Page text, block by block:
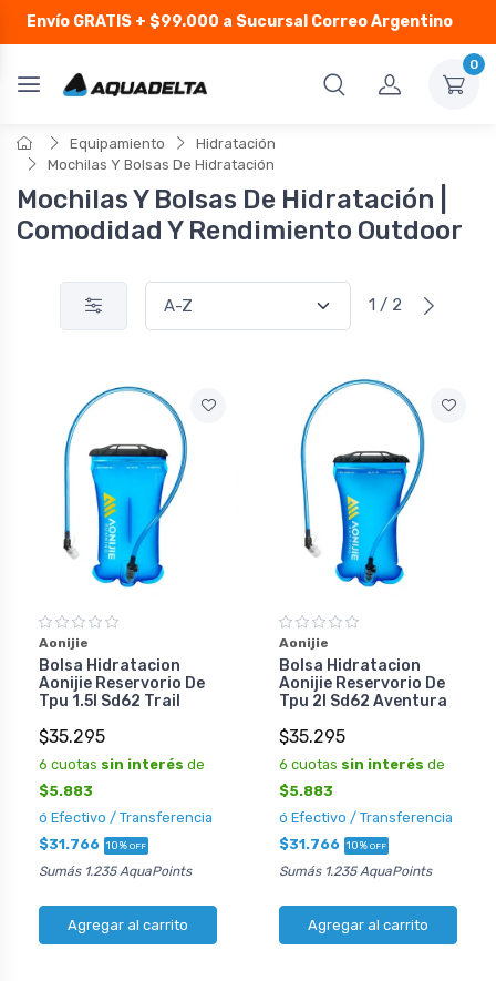
Envío GRATIS + $99.000 a Sucursal Correo Argentino
0
Equipamiento
Hidratación
Mochilas Y Bolsas De Hidratación
Mochilas Y Bolsas De Hidratación |
Comodidad Y Rendimiento Outdoor
1 / 2
Aonijie
Bolsa Hidratacion
Aonijie Reservorio De
Tpu 1.5l Sd62 Trail
$35.295
6 cuotas sin interés de
$5.883
ó Efectivo / Transferencia
$31.766 10% OFF
Sumás 1.235 AquaPoints
Agregar al carrito
Aonijie
Bolsa Hidratacion
Aonijie Reservorio De
Tpu 2l Sd62 Aventura
$35.295
6 cuotas sin interés de
$5.883
ó Efectivo / Transferencia
$31.766 10% OFF
Sumás 1.235 AquaPoints
Agregar al carrito